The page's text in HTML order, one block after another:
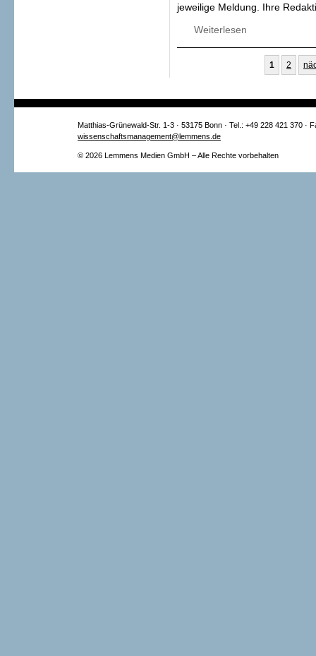
jeweilige Meldung. Ihre
Weiterlesen
1 2
Matthias-Grünewald-Str. 1-3 · 53175 Bonn · Tel.: +49 228 421 370 ·
wissenschaftsmanagement@lemmens.de
© 2026 Lemmens Medien GmbH – Alle Rechte vorbehalten